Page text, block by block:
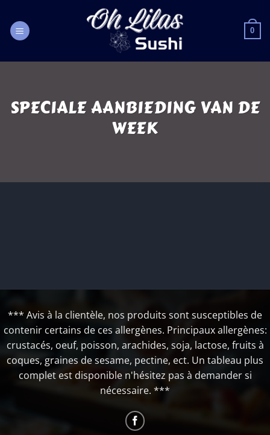
contenu
0
SPECIALE AANBIEDING VAN DE
WEEK
*** Avis à la clientèle, nos produits sont susceptibles de
contenir certains de ces allergènes. Principaux allergènes:
crustacés, oeuf, poisson, arachides, soja, lactose, fruits à
coques, graines de sesame, pectine, ect. Un tableau plus
complet est disponible n'hésitez pas à demander si
nécessaire. ***